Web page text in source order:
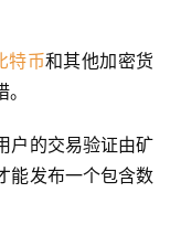
特币和其他加密货
户的交易验证由矿
能发布一个包含数